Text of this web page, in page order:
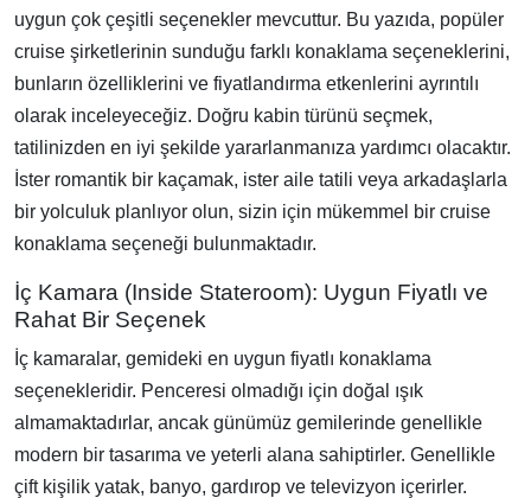
uygun çok çeşitli seçenekler mevcuttur. Bu yazıda, popüler
cruise şirketlerinin sunduğu farklı konaklama seçeneklerini,
bunların özelliklerini ve fiyatlandırma etkenlerini ayrıntılı
olarak inceleyeceğiz. Doğru kabin türünü seçmek,
tatilinizden en iyi şekilde yararlanmanıza yardımcı olacaktır.
İster romantik bir kaçamak, ister aile tatili veya arkadaşlarla
bir yolculuk planlıyor olun, sizin için mükemmel bir cruise
konaklama seçeneği bulunmaktadır.
İç Kamara (Inside Stateroom): Uygun Fiyatlı ve
Rahat Bir Seçenek
İç kamaralar, gemideki en uygun fiyatlı konaklama
seçenekleridir. Penceresi olmadığı için doğal ışık
almamaktadırlar, ancak günümüz gemilerinde genellikle
modern bir tasarıma ve yeterli alana sahiptirler. Genellikle
çift kişilik yatak, banyo, gardırop ve televizyon içerirler.